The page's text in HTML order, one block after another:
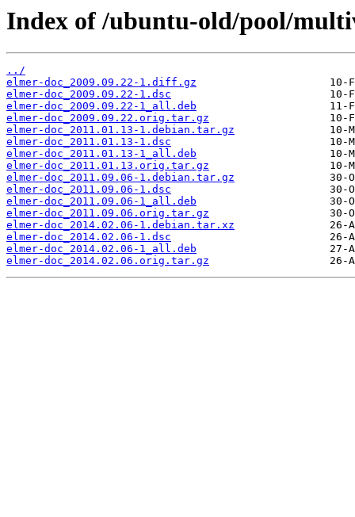
Index of /ubuntu-old/pool/
../
elmer-doc_2009.09.22-1.diff.gz
elmer-doc_2009.09.22-1.dsc
elmer-doc_2009.09.22-1_all.deb
elmer-doc_2009.09.22.orig.tar.gz
elmer-doc_2011.01.13-1.debian.tar.gz
elmer-doc_2011.01.13-1.dsc
elmer-doc_2011.01.13-1_all.deb
elmer-doc_2011.01.13.orig.tar.gz
elmer-doc_2011.09.06-1.debian.tar.gz
elmer-doc_2011.09.06-1.dsc
elmer-doc_2011.09.06-1_all.deb
elmer-doc_2011.09.06.orig.tar.gz
elmer-doc_2014.02.06-1.debian.tar.xz
elmer-doc_2014.02.06-1.dsc
elmer-doc_2014.02.06-1_all.deb
elmer-doc_2014.02.06.orig.tar.gz